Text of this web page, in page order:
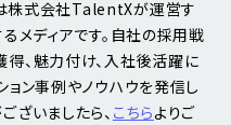
株式会社TalentXが運営す
メディアです。自社の採用戦
、魅力付け、入社後活躍に
ョン事例やノウハウを発信し
ざいましたら、 こちらよりご